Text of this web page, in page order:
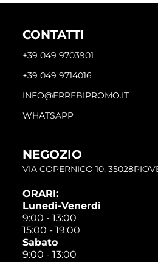
CONTATTI
+39 049 9703901
+39 049 9714016
INFO@ERREBIPROMO.IT
WHATSAPP
NEGOZIO
VIA COPERNICO 10,
ORARI:
Lunedì-Venerdì
9:00 - 13:00
15:00 - 19:00
Sabato
9:00 - 13:00